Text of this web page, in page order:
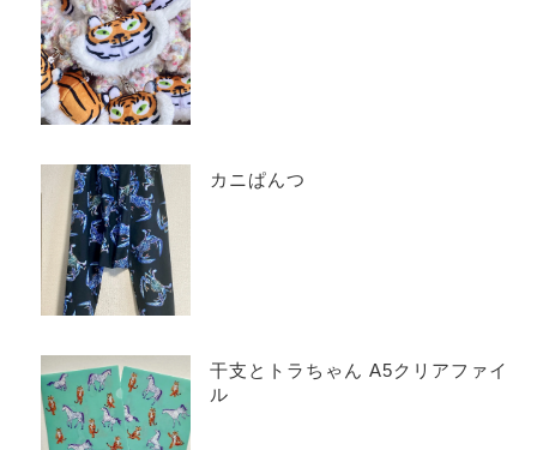
カニぱんつ
干支とトラちゃん A5クリアファイ
ル